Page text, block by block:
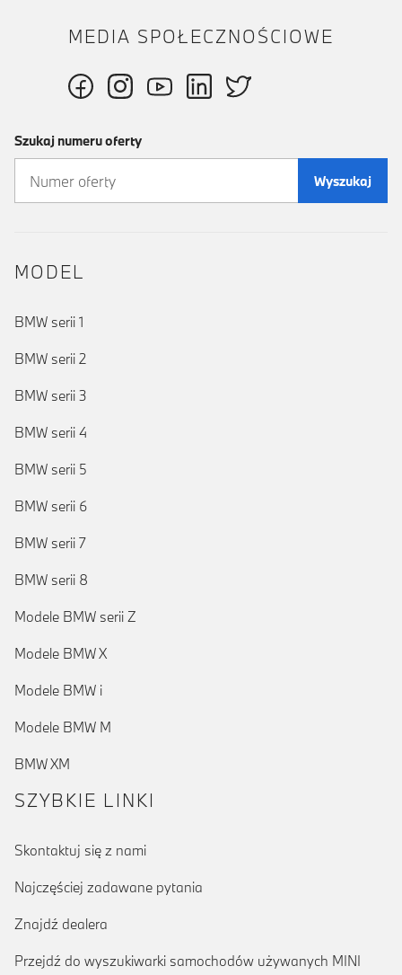
MEDIA SPOŁECZNOŚCIOWE
Szukaj numeru oferty
Wyszukaj
MODEL
BMW serii 1
BMW serii 2
BMW serii 3
BMW serii 4
BMW serii 5
BMW serii 6
BMW serii 7
BMW serii 8
Modele BMW serii Z
Modele BMW X
Modele BMW i
Modele BMW M
BMW XM
SZYBKIE LINKI
Skontaktuj się z nami
Najczęściej zadawane pytania
Znajdź dealera
Przejdź do wyszukiwarki samochodów używanych MINI